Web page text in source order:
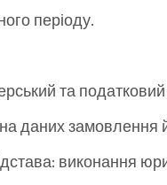
періоду.
та податковий
даних замовлення
виконання